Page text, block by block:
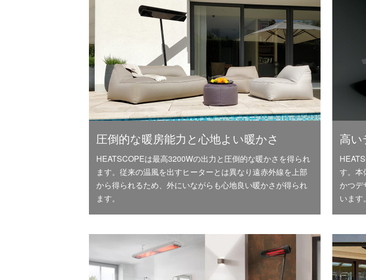
圧倒的な暖房能力と心地よい暖かさ
HEATSCOPEは最高3200Wの出力と圧倒的な暖かさを得られ
ます。従来の温風を出すヒーターとは異なり遠赤外線を上部
から得られるため、外にいながらも心地良い暖かさが得られ
ます。
高
す。本
かつデ
います。